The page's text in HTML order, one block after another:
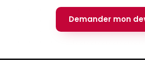
Demander mon